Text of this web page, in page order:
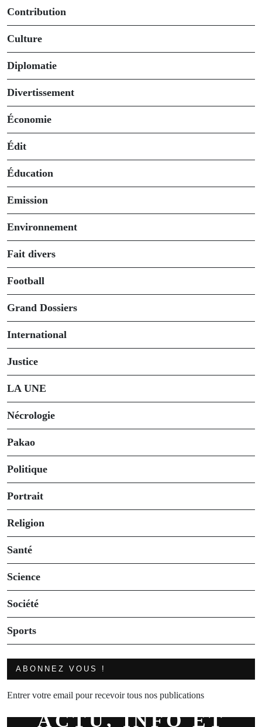
Contribution
Culture
Diplomatie
Divertissement
Économie
Édit
Éducation
Emission
Environnement
Fait divers
Football
Grand Dossiers
International
Justice
LA UNE
Nécrologie
Pakao
Politique
Portrait
Religion
Santé
Science
Société
Sports
ABONNEZ VOUS !
Entrer votre email pour recevoir tous nos publications
ACTU, INFO ET